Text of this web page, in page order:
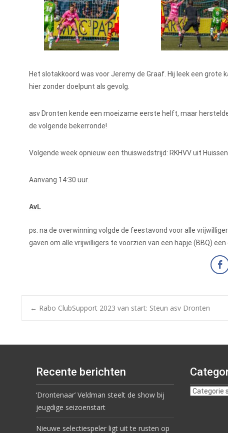
Het slotakkoord was voor Jeremy de Graaf. Hij leek een
hier zonder doelpunt als gevolg.
asv Dronten kende een moeizame eerste helft, maar
de volgende bekerronde!
Volgende week opnieuw een thuiswedstrijd: RKHVV uit
Aanvang 14:30 uur.
AvL
ps: na de overwinning volgde de feestavond voor alle
gaven om alle vrijwilligers te voorzien van een hapje (BBQ) een
← Rabo ClubSupport 2023 van start: Steun asv Dronten
Recente berichten
‘Drontenaar’ Veldman steelt de show bij
jeugdige seizoenstart
Nieuwe selectiespeler ligt uit te rusten op